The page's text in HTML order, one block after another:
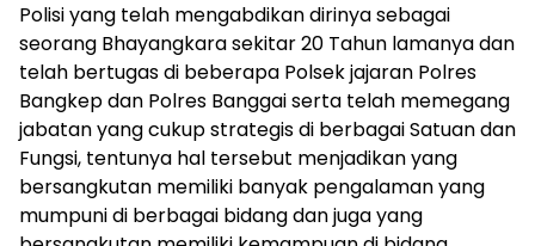
Polisi yang telah mengabdikan dirinya sebagai
seorang Bhayangkara sekitar 20 Tahun lamanya dan
telah bertugas di beberapa Polsek jajaran Polres
Bangkep dan Polres Banggai serta telah memegang
jabatan yang cukup strategis di berbagai Satuan dan
Fungsi, tentunya hal tersebut menjadikan yang
bersangkutan memiliki banyak pengalaman yang
mumpuni di berbagai bidang dan juga yang